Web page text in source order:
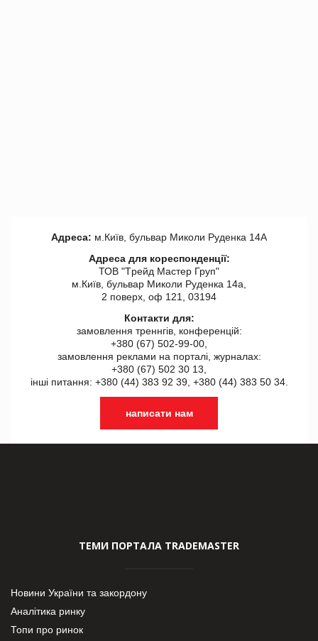
Адреса: м.Київ, бульвар Миколи Руденка 14А
Адреса для кореспонденції:
ТОВ "Tрейд Мастер Груп"
м.Київ, бульвар Миколи Руденка 14а,
2 поверх, оф 121, 03194
Контакти для:
замовлення треннгів, конференцій:
+380 (67) 502-99-00,
замовлення реклами на порталі, журналах:
+380 (67) 502 30 13,
інші питання: +380 (44) 383 92 39, +380 (44) 383 50 34.
написати нам
ТЕМИ ПОРТАЛА TRADEMASTER
Новини України та закордону
Аналітика ринку
Топи про ринок